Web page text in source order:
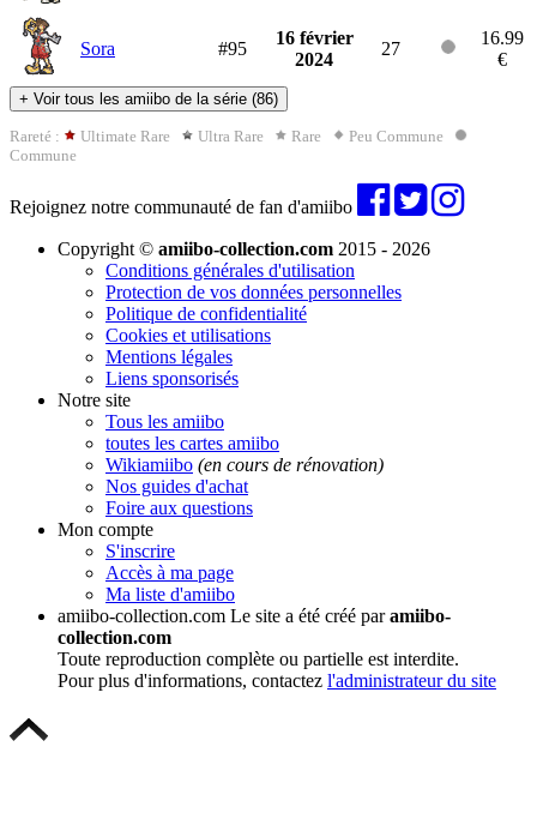
Sora #95
16 février
2024
27
16.99
€
+ Voir tous les amiibo de la série (86)
Rareté : Ultimate Rare Ultra Rare Rare
Peu Commune
Commune
Rejoignez notre communauté de fan d'amiibo
Copyright © amiibo-collection.com 2015 - 2026
Conditions générales d'utilisation
Protection de vos données personnelles
Politique de confidentialité
Cookies et utilisations
Mentions légales
Liens sponsorisés
Notre site
Tous les amiibo
toutes les cartes amiibo
Wikiamiibo (en cours de rénovation)
Nos guides d'achat
Foire aux questions
Mon compte
S'inscrire
Accès à ma page
Ma liste d'amiibo
amiibo-collection.com Le site a été créé paramiibo-
collection.com
Toute reproduction complète ou partielle est interdite.
Pour plus d'informations, contactez l'administrateur du site